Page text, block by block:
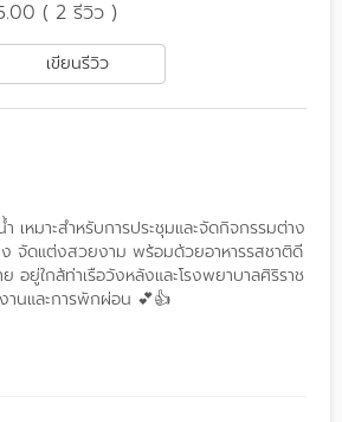
( 2 รีวิว )
เขียนรีวิว
เหมาะสำหรับการประชุมและจัดกิจกรรมต่าง
จัดแต่งสวยงาม พร้อมด้วยอาหารรสชาติดี
อยู่ใกล้ท่าเรือวังหลังและโรงพยาบาลศิริราช
านและการพักผ่อน 💕👍